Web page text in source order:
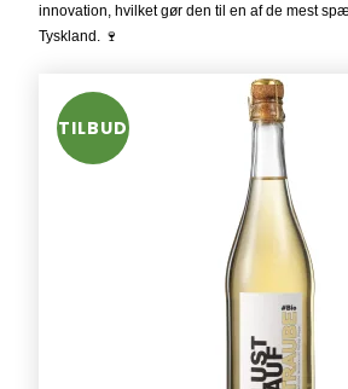
innovation, hvilket gør den til en af de mest
Tyskland. 🍷
TILBUD